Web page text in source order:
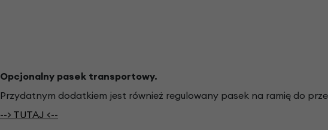
Opcjonalny pasek transportowy.
Przydatnym dodatkiem jest również regulowany pasek na ramię do
--> TUTAJ <--